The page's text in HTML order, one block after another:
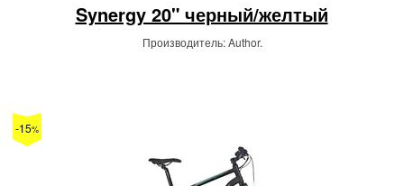
Synergy 20" черный/желтый
Производитель: Author.
-15%